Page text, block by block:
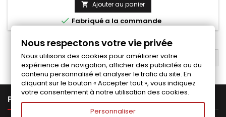
 Ajouter au panier
Fabriqué a la commande
RETOUR EN HAUT
PRODUITS
Nous respectons votre vie privée
Nous utilisons des cookies pour améliorer votre
expérience de navigation, afficher des publicités ou du
contenu personnalisé et analyser le trafic du site. En
cliquant sur le bouton « Accepter tout », vous indiquez
votre consentement à notre utilisation des cookies.
Personnaliser